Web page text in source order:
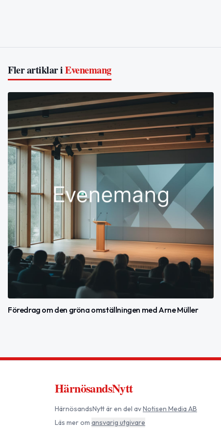
Fler artiklar iEvenemang
Föredrag om den gröna omställningen med Arne Müller
HärnösandsNytt
HärnösandsNyttär en del avNotisen Media AB
Läs mer om ansvarig utgivare